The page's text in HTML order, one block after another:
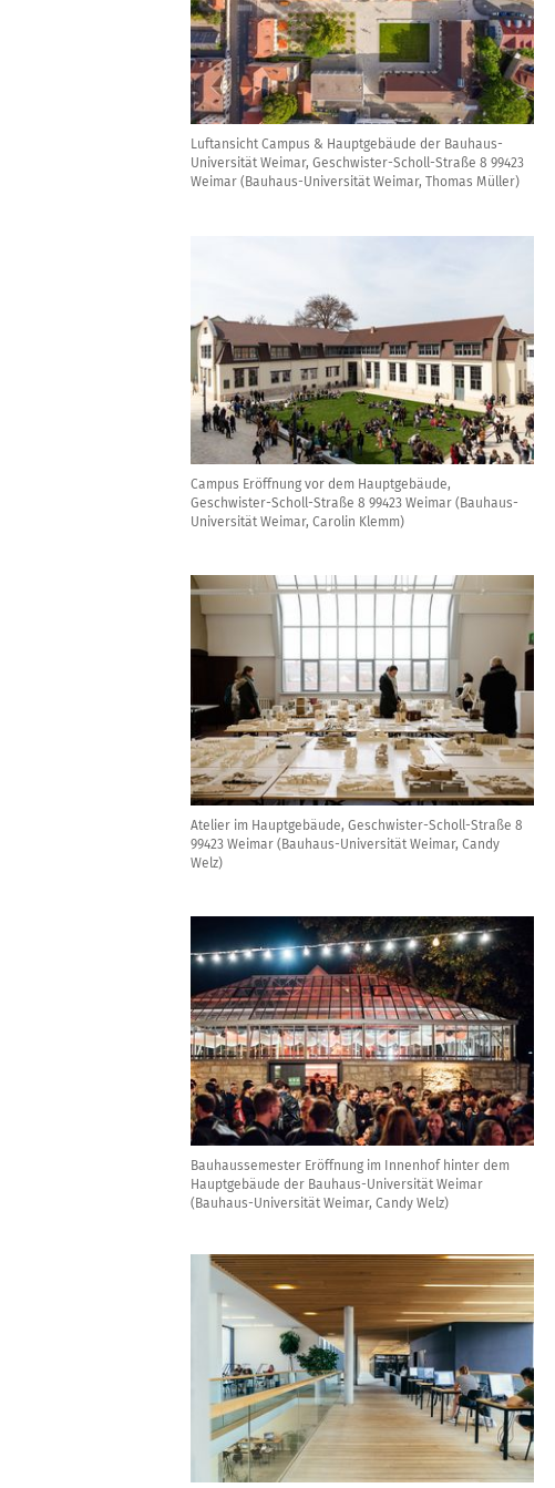
Luftansicht Campus & Hauptgebäude der Bauhaus-
Universität Weimar, Geschwister-Scholl-Straße 8 99423
Weimar (Bauhaus-Universität Weimar, Thomas Müller)
Campus Eröffnung vor dem Hauptgebäude,
Geschwister-Scholl-Straße 8 99423 Weimar (Bauhaus-
Universität Weimar, Carolin Klemm)
Atelier im Hauptgebäude, Geschwister-Scholl-Straße 8
99423 Weimar (Bauhaus-Universität Weimar, Candy
Welz)
Bauhaussemester Eröffnung im Innenhof hinter dem
Hauptgebäude der Bauhaus-Universität Weimar
(Bauhaus-Universität Weimar, Candy Welz)